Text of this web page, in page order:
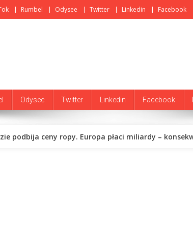
Rumbel Odysee Twitter Linkedin Facebook
Odysee Twitter Linkedin Facebook
podbija ceny ropy. Europa płaci miliardy –